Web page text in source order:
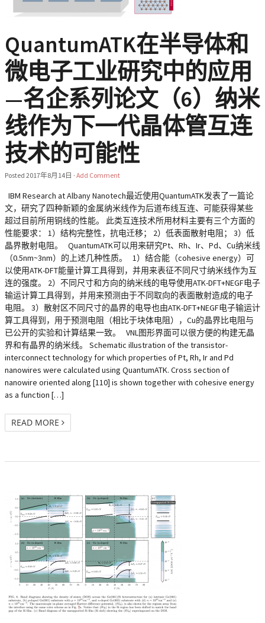
QuantumATK在半导体和
微电子工业研究中的应用
—名企系列论文（6）纳米
线作为下一代晶体管互连
技术的可能性
Posted 2017年8月14日 · Add Comment
IBM Research at Albany Nanotech最近使用QuantumATK发表了一篇论
文，研究了四种新颖的金属纳米线作为后道布线互连、可能获得某些
超过目前所用铜线的性能。 此类互连技术所用材料主要有三个方面的
性能要求： 1）结构完整性，抗电迁移； 2）低表面散射电阻； 3）低
晶界散射电阻。 QuantumATK可以用来研究Pt、Rh、Ir、Pd、Cu纳米线
（0.5nm~3nm）的上述几种性质。 1）结合能（cohesive energy）可
以使用ATK-DFT能量计算工具得到，并用来表征不同尺寸纳米线作为互
连的强度。 2）不同尺寸和方向的纳米线的电导使用ATK-DFT+NEGF电子
输运计算工具得到，并用来预测由于不同取向的表面散射造成的电子
电阻。 3）散射区不同尺寸的晶界的电导也由ATK-DFT+NEGF电子输运计
算工具得到，用于预测电阻（相比于块体电阻），Cu的晶界比电阻与
已公开的实验和计算结果一致。 VNL图形界面可以很方便的构建无晶
界和有晶界的纳米线。 Schematic illustration of the transistor-
interconnect technology for which properties of Pt, Rh, Ir and Pd
nanowires were calculated using QuantumATK. Cross section of
nanowire oriented along [110] is shown together with cohesive energy
as a function […]
READ MORE